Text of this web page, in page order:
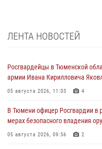
ЛЕНТА НОВОСТЕЙ
Росгвардейцы в Тюменской
армии Ивана Кирилловича
05 августа 2026, 11:03 4
В Тюмени офицер Росгвардии
мерах безопасного владения
05 августа 2026, 09:56 2